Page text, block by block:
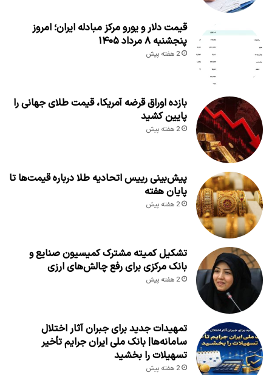
قیمت دلار و یورو مرکز مبادله ایران؛ امروز
پنجشنبه ۸ مرداد ۱۴۰۵
2 هفته پیش
بازده اوراق قرضه آمریکا، قیمت طلای جهانی را
پایین کشید
2 هفته پیش
پیش‌بینی رییس اتحادیه طلا درباره قیمت‌ها تا
پایان هفته
2 هفته پیش
تشکیل کمیته مشترک کمیسیون صنایع و
بانک مرکزی برای رفع چالش‌های ارزی
2 هفته پیش
تمهیدات جدید برای جبران آثار اختلال
سامانه‌ها| بانک ملی ایران جرایم تأخیر
تسهیلات را بخشید
2 هفته پیش